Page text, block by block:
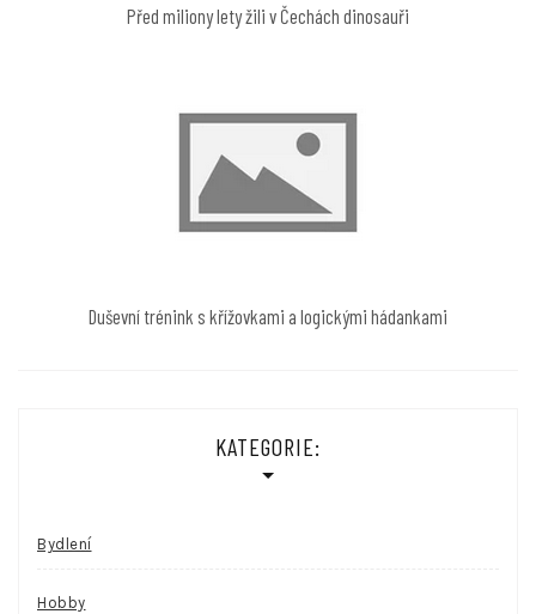
Před miliony lety žili v Čechách dinosauři
Duševní trénink s křížovkami a logickými hádankami
KATEGORIE:
Bydlení
Hobby